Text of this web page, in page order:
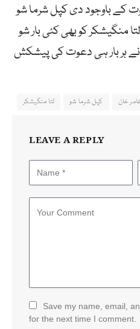
کے باوجود دی کپل شرما شو
منگیشکر کو بھی کئی بار شو
نے ہر بار ہی دعوت کی پیشکش
خان کپل شرما شو لتا منگیشکر
LEAVE A REPLY
Save my name, email,
for the next time I comment.